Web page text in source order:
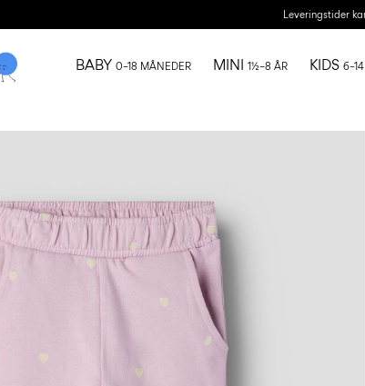
Leveringstider
BABY 0–18 MÅNEDER MINI 1½–8 ÅR KIDS